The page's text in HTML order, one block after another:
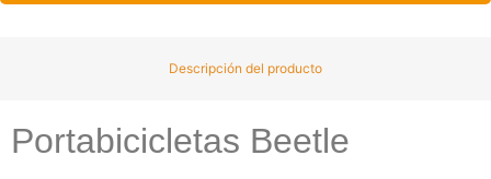
Descripción del producto
Portabicicletas Beetle